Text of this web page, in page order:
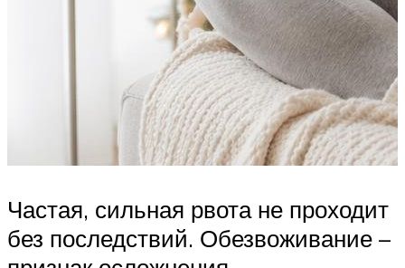
Частая, сильная рвота не проходит
без последствий. Обезвоживание –